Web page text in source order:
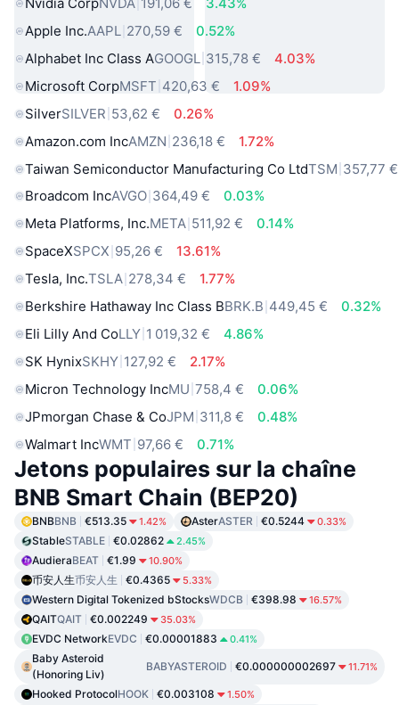
Apple Inc.AAPL 270,59 €
0.52%
Alphabet Inc Class AGOOGL 315,78 €
4.03%
Microsoft CorpMSFT 420,63 €
1.09%
SilverSILVER 53,62 €
0.26%
Amazon.com IncAMZN 236,18 €
1.72%
Taiwan Semiconductor Manufacturing Co LtdTSM 357,77 €
Broadcom IncAVGO 364,49 €
0.03%
Meta Platforms, Inc.META 511,92 €
0.14%
SpaceXSPCX 95,26 €
13.61%
Tesla, Inc.TSLA 278,34 €
1.77%
Berkshire Hathaway Inc Class BBRK.B 449,45 €
0.32%
Eli Lilly And CoLLY 1 019,32 €
4.86%
SK HynixSKHY 127,92 €
2.17%
Micron Technology IncMU 758,4 €
0.06%
JPmorgan Chase & CoJPM 311,8 €
0.48%
Walmart IncWMT 97,66 € 0.71%
Jetons populaires sur la chaîne
BNB Smart Chain (BEP20)
BNBBNB €513.35 1.42% AsterASTER €0.5244 0.33%
StableSTABLE €0.02862 2.45%
AudieraBEAT €1.99 10.90%
币安人生币安人生 €0.4365 5.33%
Western Digital Tokenized bStocksWDCB €398.98 16.57%
QAITQAIT €0.002249 35.03%
EVDC NetworkEVDC €0.00001883 0.41%
Baby Asteroid
(Honoring Liv)
BABYASTEROID €0.000000002697 11.71%
Hooked ProtocolHOOK €0.003108 1.50%